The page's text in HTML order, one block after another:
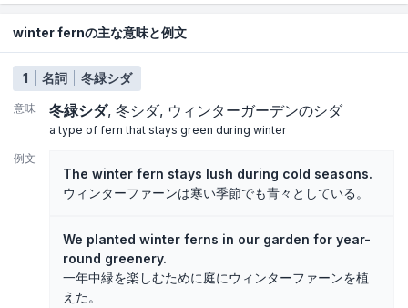
winter fernの主な意味と例文
1 名詞 冬緑シダ
意味 冬緑シダ 冬シダ ウィンターガーデンのシダ
a type of fern that stays green during winter
例文
The winter fern stays lush during cold seasons.
ウィンターファーンは寒い季節でも青々としている。
We planted winter ferns in our garden for year-
round greenery.
一年中緑を楽しむために庭にウィンターファーンを植
えた。